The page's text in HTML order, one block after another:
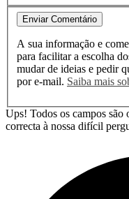
Enviar Comentário
A sua informação e
para facilitar a escolha dos leitores. Pode a
mudar de ideias e pedir
por e-mail.
Ups! Todos os campos são
correcta à nossa difícil